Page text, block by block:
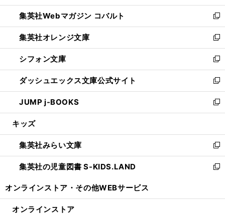
開
く
ウ
で
開
く
ン
ド
ウ
で
開
く
ウ
ィ
ン
ド
ウ
で
開
く
集英社Webマガジン コバルト
新
し
い
ウ
ィ
ン
ド
ウ
で
開
集英社オレンジ文庫
新
し
い
ウ
ィ
ン
ド
ウ
開
く
シフォン文庫
新
し
い
ウ
ィ
ン
ウ
で
開
く
ダッシュエックス文庫公式サイト
新
し
い
ウ
ン
ド
ウ
で
JUMP j-BOOKS
新
し
ウ
ィ
ン
ド
開
キッズ
集英社みらい文庫
新
し
い
ン
集英社の児童図書 S-KIDS.LAND
新
ウ
オンラインストア・ その他WEBサービス
オンラインストア